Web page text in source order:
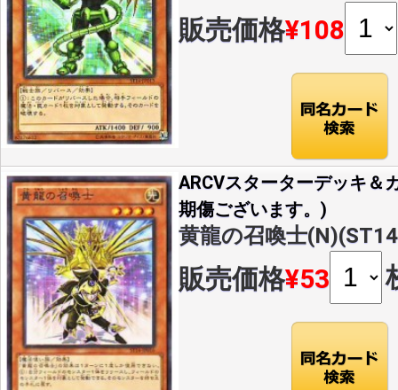
販売価格¥108
ARCVスターターデッキ＆
期傷ございます。)
黄龍の召喚士
販売価格¥53